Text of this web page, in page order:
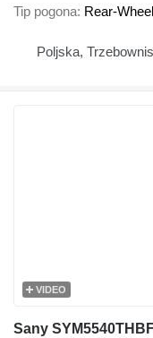
Tip pogona Rear-
Poljska,
VIDEO
Sany